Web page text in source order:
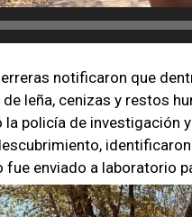
notificaron que
leña, cenizas y restos
la policía de investigación
fue enviado a laboratorio